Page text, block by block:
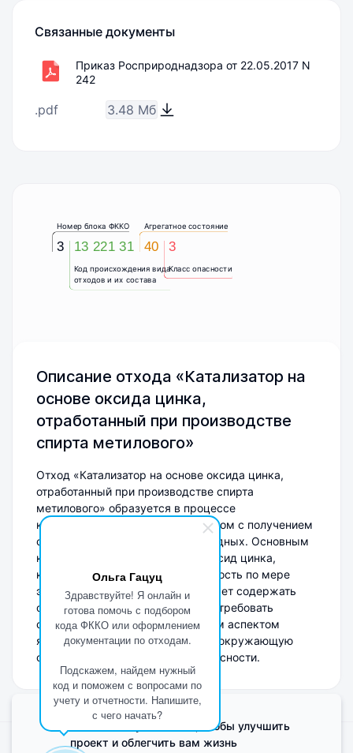
Ольга Гацуц
Здравствуйте! Я онлайн и
готова помочь с подбором
кода ФККО или оформлением
документации по отходам.
Подскажем, найдем нужный
код и поможем с вопросами по
учету и отчетности. Напишите,
с чего начать?
Связанные документы
Приказ Росприроднадзора от 22.05.2017 N
242
.pdf 3.48 Мб
3
Номер блока ФККО
Код происхождения вида
отходов и их состава
13 221 31
Агрегатное состояние
40
Класс опасности
3
Описание отхода «Катализатор на
основе оксида цинка,
отработанный при производстве
спирта метилового»
Отход «Катализатор на основе оксида цинка,
отработанный при производстве спирта
метилового» образуется в процессе
каталитической реакции, связанном с получением
спирта метилового и его производных. Основным
компонентом отхода является оксид цинка,
который утрачивает свою активность по мере
эксплуатации. Данный отход может содержать
остатки органических веществ и требовать
специальной утилизации. Важным аспектом
является оценка воздействия на окружающую
среду и соблюдение норм безопасности.
Поделиться мнением о сайте
Мы используем Cookie, чтобы улучшить
проект и облегчить вам жизнь